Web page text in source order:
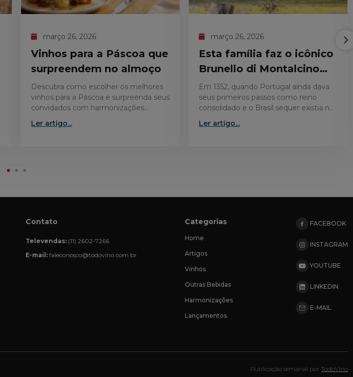
março 26, 2026
Vinhos para a Páscoa que
surpreendem no almoço
Descubra como escolher os melhores
vinhos para a Páscoa e surpreenda seus
convidados com harmonizações
assado.
Ler artigo...
março 26, 2026
Esta família faz o icônico
Brunello di Montalcino
antes do Brasil existir
Em 1352, quando Portugal ainda dava
seus primeiros passos como reino
consolidado e o Brasil sequer existia no
cultivava uvas nas colinas de
Ler artigo...
Contato
Televendas: (11) 2602-7266
E-mail: faleconosco@todovino.com.br
Categorias
Home
Artigos
Vinhos
Outras Bebidas
Harmonizações
Lançamentos
FACEBOOK
INSTAGRAM
YOUTUBE
LINKEDIN
E-MAIL
Publicação semanal por TodoVino